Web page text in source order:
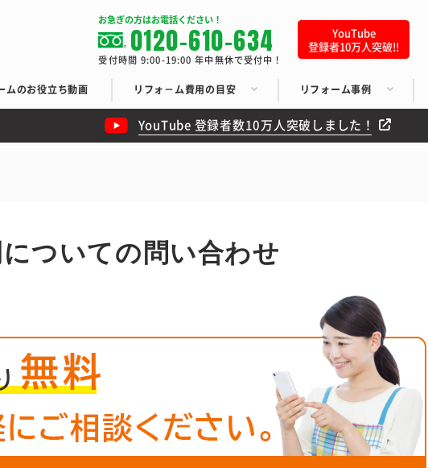
お急ぎの方はお電話ください！
0120-610-634
受付時間 9:00-19:00 年中無休で受付中！
YouTube
登録者10万人突破!!
ムのお役立ち動画 リフォ－ム費用の目安 リフォーム事例
YouTube 登録者数10万人突破しました！
ついての問い合わせ